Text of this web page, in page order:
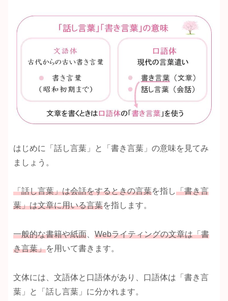
はじめに「話し言葉」と「書き言葉」の意味を見てみ
ましょう。
「話し言葉」は会話をするときの言葉を指し「書き言
葉」は文章に用いる言葉を指します。
一般的な書籍や紙面
Webライティングの文章は「書
き言葉」を用いて書きます。
文体には、文語体と口語体があり、口語体は「書き言
葉」と「話し言葉」に分かれます。